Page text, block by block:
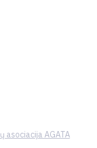
AGATA